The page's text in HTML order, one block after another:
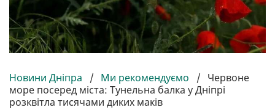
Новини Дніпра / Ми рекомендуємо / Червоне
море посеред міста: Тунельна балка у Дніпрі
розквітла тисячами диких маків